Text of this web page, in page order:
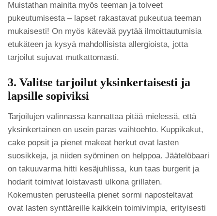
Muistathan mainita myös teeman ja toiveet
pukeutumisesta – lapset rakastavat pukeutua teeman
mukaisesti! On myös kätevää pyytää ilmoittautumisia
etukäteen ja kysyä mahdollisista allergioista, jotta
tarjoilut sujuvat mutkattomasti.
3. Valitse tarjoilut yksinkertaisesti ja
lapsille sopiviksi
Tarjoilujen valinnassa kannattaa pitää mielessä, että
yksinkertainen on usein paras vaihtoehto. Kuppikakut,
cake popsit ja pienet makeat herkut ovat lasten
suosikkeja, ja niiden syöminen on helppoa. Jäätelöbaari
on takuuvarma hitti kesäjuhlissa, kun taas burgerit ja
hodarit toimivat loistavasti ulkona grillaten.
Kokemusten perusteella pienet sormi naposteltavat
ovat lasten synttäreille kaikkein toimivimpia, erityisesti